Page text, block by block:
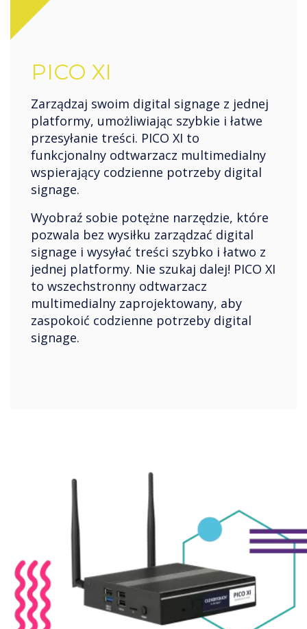
PICO XI
Zarządzaj swoim digital signage z jednej
platformy, umożliwiając szybkie i łatwe
przesyłanie treści. PICO XI to
funkcjonalny odtwarzacz multimedialny
wspierający codzienne potrzeby digital
signage.
Wyobraź sobie potężne narzędzie, które
pozwala bez wysiłku zarządzać digital
signage i wysyłać treści szybko i łatwo z
jednej platformy. Nie szukaj dalej! PICO XI
to wszechstronny odtwarzacz
multimedialny zaprojektowany, aby
zaspokoić codzienne potrzeby digital
signage.